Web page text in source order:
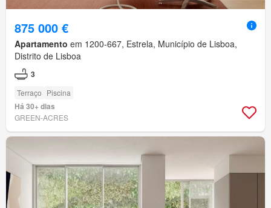
875 000 €
Apartamento em 1200-667, Estrela, Município de Lisboa,
Distrito de Lisboa
3
Terraço Piscina
Há 30+ dias
GREEN-ACRES